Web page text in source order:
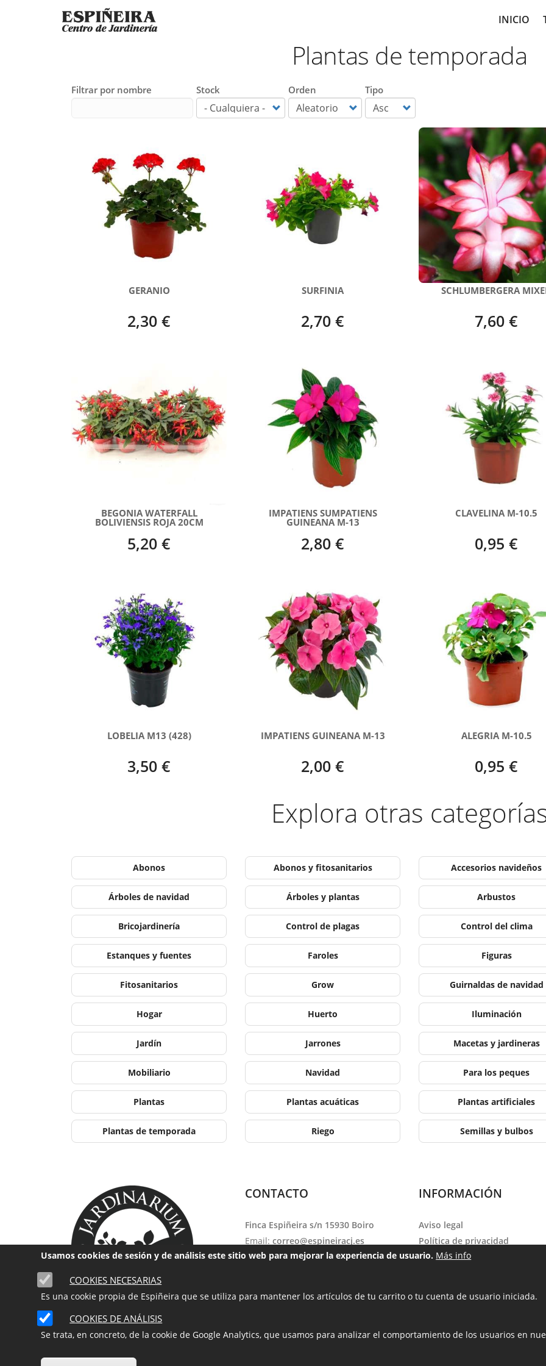
Main
INICIO
Plantas de temporada
Filtrar por nombre Stock Orden Tipo
GERANIO
2,30 €
SURFINIA
2,70 €
SCHLUMBERGERA
7,60 €
BEGONIA WATERFALL
BOLIVIENSIS ROJA 20CM
5,20 €
IMPATIENS SUMPATIENS
GUINEANA M-13
2,80 €
CLAVELINA M-10.5
0,95 €
LOBELIA M13 (428)
3,50 €
IMPATIENS GUINEANA M-13
2,00 €
ALEGRIA M-10.5
0,95 €
Explora otras
Abonos Abonos y fitosanitarios Accesorios navideños
Árboles de navidad Árboles y plantas Arbustos
Bricojardinería Control de plagas Control del clima
Estanques y fuentes Faroles Figuras
Fitosanitarios Grow Guirnaldas de navidad
Hogar Huerto Iluminación
Jardín Jarrones Macetas y jardineras
Mobiliario Navidad Para los peques
Plantas Plantas acuáticas Plantas artificiales
Plantas de temporada Riego Semillas y bulbos
CONTACTO
Finca Espiñeira s/n 15930 Boiro
Email: correo@espineiracj.es
Teléfono:981 842 624
INFORMACIÓN
Aviso legal
Política de privacidad
Política de cookies
©2026- ESPIÑEIRA Centro de Jardinería
Usamos cookies de sesión y de análisis este sitio web para mejorar la experiencia de usuario. Más info
COOKIES NECESARIAS
Es una cookie propia de Espiñeira que se utiliza para mantener los artículos de tu carrito o tu cuenta de usuario iniciada.
COOKIES DE ANÁLISIS
Se trata, en concreto, de la cookie de Google Analytics, que usamos para analizar el comportamiento de los usuarios en